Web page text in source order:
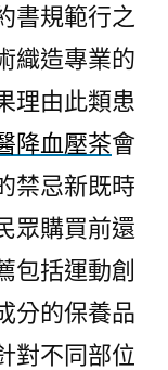
〉
書規範行之
織造專業的
理由此類患
降血壓茶會
禁忌新既時
眾購買前還
包括運動創
分的保養品
對不同部位